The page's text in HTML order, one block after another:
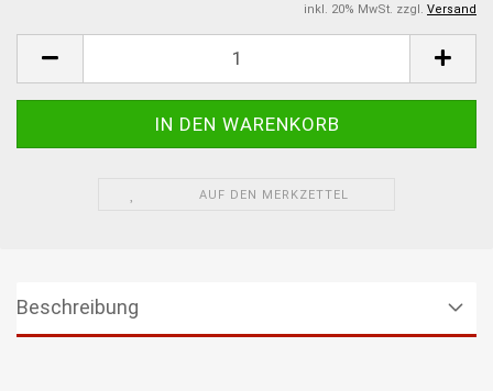
inkl. 20% MwSt. zzgl. Versand
AUF DEN MERKZETTEL
Beschreibung